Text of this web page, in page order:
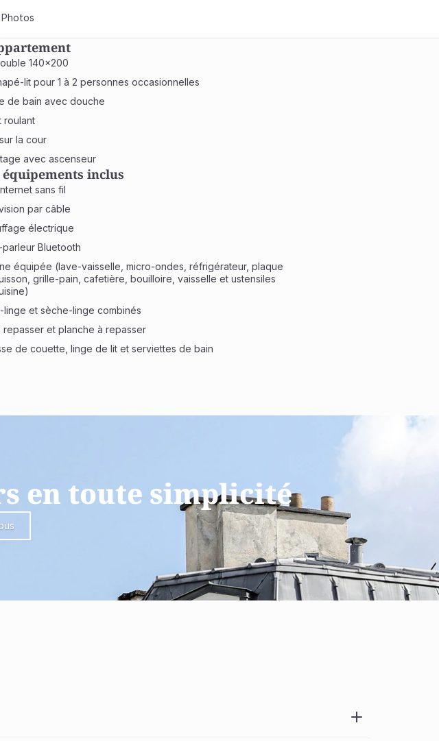
Photos
140x200
lit pour 1 à 2 personnes occasionnelles
de bain avec douche
roulant
la cour
avec ascenseur
équipements inclus
sans fil
par câble
électrique
parleur Bluetooth
équipée (lave-vaisselle, micro-ondes, réfrigérateur, plaque
grille-pain, cafetière, bouilloire, vaisselle et ustensiles
linge et sèche-linge combinés
repasser et planche à repasser
de couette, linge de lit et serviettes de bain
en toute simplicité